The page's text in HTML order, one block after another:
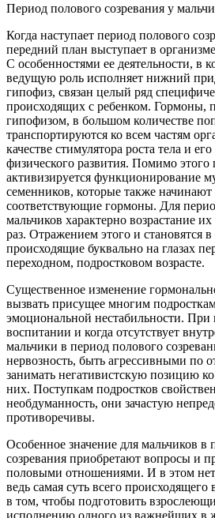
Период полового созревания у
Когда наступает период полового
передний план выступает в
С особенностями ее деятельности, в
ведущую роль исполняет нижний
гипофиз, связан целый ряд
происходящих с ребенком. Гормоны,
гипофизом, в большом количестве
транспортируются ко всем частям
качестве стимулятора роста тела и
физического развития. Помимо
активизируется функционирование
семенников, которые также начинают
соответствующие гормоны. Для
мальчиков характерно возрастание
раз. Отражением этого и становятся
происходящие буквально на глазах
переходном, подростковом возрасте.
Существенное изменение
вызвать присущее многим
эмоциональной нестабильности. При
воспитании и когда отсутствует
мальчики в период полового
нервозность, быть агрессивными по
занимать негативистскую позицию
них. Поступкам подростков
необдуманность, они зачастую
противоречивы.
Особенное значение для мальчиков в
созревания приобретают вопросы и
половыми отношениями. И в этом нет
ведь самая суть всего происходящего
в том, чтобы подготовить
исполнению одного из важнейших в